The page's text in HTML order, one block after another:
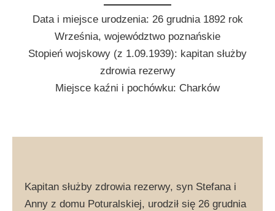
Data i miejsce urodzenia: 26 grudnia 1892 rok
Września, województwo poznańskie
Stopień wojskowy (z 1.09.1939): kapitan służby
zdrowia rezerwy
Miejsce kaźni i pochówku: Charków
Kapitan służby zdrowia rezerwy, syn Stefana i
Anny z domu Poturalskiej, urodził się 26 grudnia